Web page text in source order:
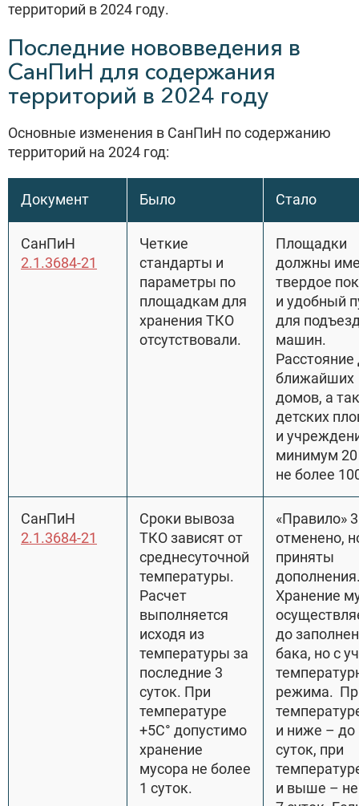
территорий в 2024 году.
Последние нововведения в
СанПиН для содержания
территорий в 2024 году
Основные изменения в СанПиН по содержанию
территорий на 2024 год:
Документ Было Стало
СанПиН
2.1.3684-21
Четкие
стандарты и
параметры по
площадкам для
хранения ТКО
отсутствовали.
Площадки
должны
твердое
и удобный
для
машин.
Расстояние
ближайших
домов, а
детских
и
минимум
не более
СанПиН
2.1.3684-21
Сроки вывоза
ТКО зависят от
среднесуточной
температуры.
Расчет
выполняется
исходя из
температуры за
последние 3
суток. При
температуре
+5С° допустимо
хранение
мусора не более
1 суток.
«Правило»
отменено,
приняты
Хранение
до
бака, но с
режима.
и ниже – до
суток, при
и выше –